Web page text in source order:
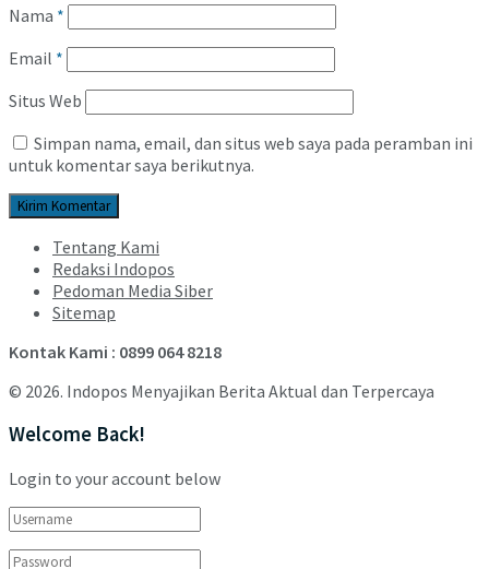
Nama *
Email *
Situs Web
Simpan nama, email, dan situs web saya pada peramban ini
untuk komentar saya berikutnya.
Tentang Kami
Redaksi Indopos
Pedoman Media Siber
Sitemap
Kontak Kami : 0899 064 8218
© 2026. Indopos Menyajikan Berita Aktual dan Terpercaya
Welcome Back!
Login to your account below